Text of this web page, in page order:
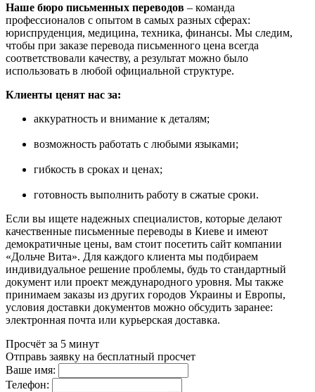
Наше бюро письменных переводов – команда
профессионалов с опытом в самых разных сферах:
юриспруденция, медицина, техника, финансы. Мы следим,
чтобы при заказе перевода письменного цена всегда
соответствовали качеству, а результат можно было
использовать в любой официальной структуре.
Клиенты ценят нас за:
аккуратность и внимание к деталям;
возможность работать с любыми языками;
гибкость в сроках и ценах;
готовность выполнить работу в сжатые сроки.
Если вы ищете надежных специалистов, которые делают
качественные письменные переводы в Киеве и имеют
демократичные цены, вам стоит посетить сайт компании
«Дольче Вита». Для каждого клиента мы подбираем
индивидуальное решение проблемы, будь то стандартный
документ или проект международного уровня. Мы также
принимаем заказы из других городов Украины и Европы,
условия доставки документов можно обсудить заранее:
электронная почта или курьерская доставка.
Просчёт за 5 минут
Отправь заявку на бесплатный просчет
Ваше имя:
Телефон: